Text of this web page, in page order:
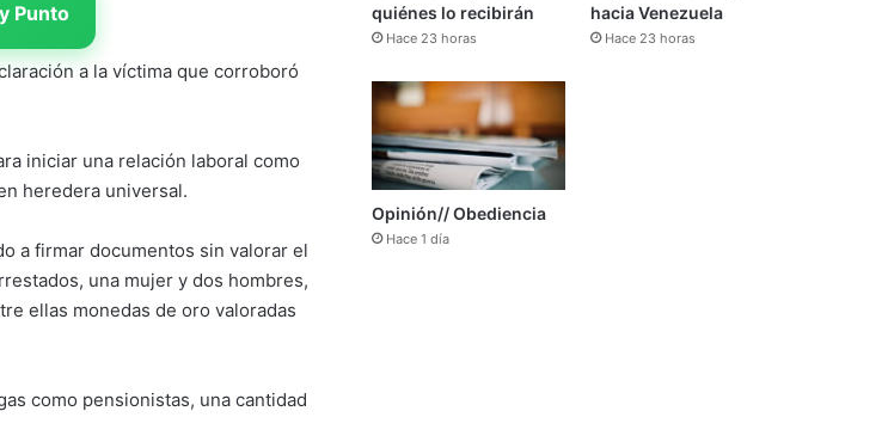
Punto
a la víctima que corroboró
iniciar una relación laboral como
heredera universal.
a firmar documentos sin valorar el
una mujer y dos hombres,
ellas monedas de oro valoradas
como pensionistas, una cantidad
quiénes lo recibirán
Hace 23 horas
hacia Venezuela
Hace 23 horas
Opinión// Obediencia
Hace 1 día